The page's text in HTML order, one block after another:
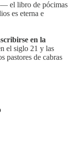
— el libro de pócimas
es eterna e
en la
el siglo 21 y las
pastores de cabras